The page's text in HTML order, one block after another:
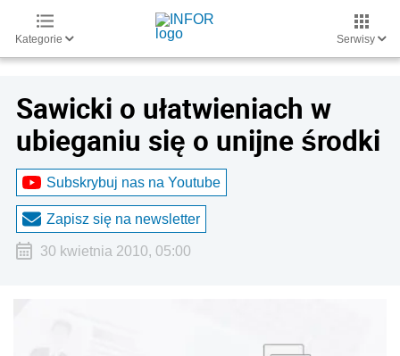
Kategorie Serwisy
Sawicki o ułatwieniach w
ubieganiu się o unijne środki
Subskrybuj nas na Youtube
Zapisz się na newsletter
30 kwietnia 2010, 05:00